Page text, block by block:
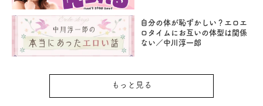
自分の体が恥ずかしい？エロエ
ロタイムにお互いの体型は関係
ない／中川淳一郎
もっと見る